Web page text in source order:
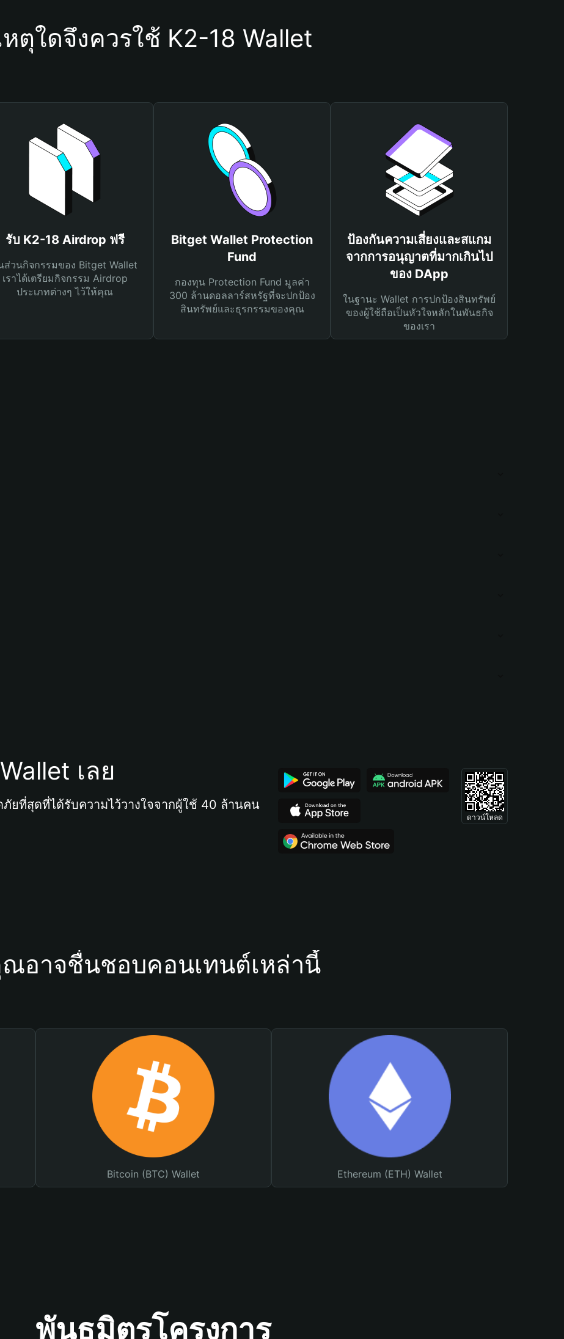
หตุใดจึงควรใช้ K2-18 Wallet
รับ K2-18 Airdrop ฟรี
ส่วนกิจกรรมของ Bitget Wallet
เราได้เตรียมกิจกรรม Airdrop
ประเภทต่างๆ ไว้ให้คุณ
Bitget Wallet Protection
Fund
กองทุน Protection Fund มูลค่า
300 ล้านดอลลาร์สหรัฐที่จะปกป้อง
สินทรัพย์และธุรกรรมของคุณ
ป้องกันความเสี่ยงและสแกม
จากการอนุญาตที่มากเกินไป
ของ DApp
ในฐานะ Wallet การปกป้องสินทรัพย์
ของผู้ใช้ถือเป็นหัวใจหลักในพันธกิจ
ของเรา
เลย
ยที่สุดที่ได้รับความไว้วางใจจากผู้ใช้ 40 ล้านคน
ดาวน์โหลด
อาจชื่นชอบคอนเทนต์เหล่านี้
Bitcoin (BTC) Wallet Ethereum (ETH) Wallet
พันธมิตรโครงการ